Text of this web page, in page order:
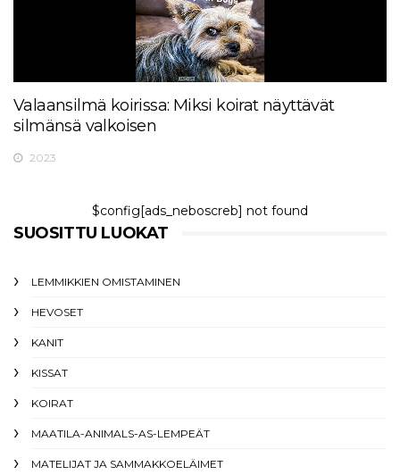
Valaansilmä koirissa: Miksi koirat näyttävät
silmänsä valkoisen
2023
$config[ads_neboscreb] not found
SUOSITTU LUOKAT
LEMMIKKIEN OMISTAMINEN
HEVOSET
KANIT
KISSAT
KOIRAT
MAATILA-ANIMALS-AS-LEMPEÄT
MATELIJAT JA SAMMAKKOELÄIMET